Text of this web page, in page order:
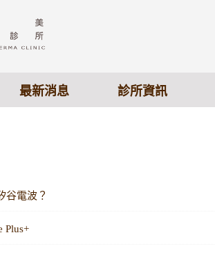
最新消息 診所資訊
谷電波？
Plus+